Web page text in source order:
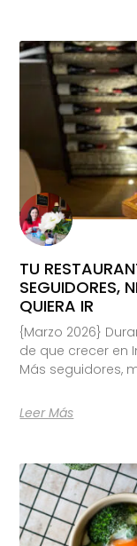
TU
SEGUIDORES,
QUIERA IR
{Marzo 2026}
de que crecer en
Más seguidores,
Leer Más